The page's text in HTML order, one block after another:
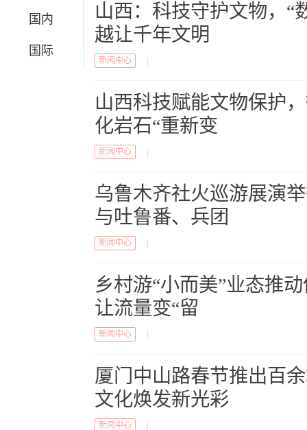
国内
国际
山西：科技守护文物，“
越让千年文明
新闻中心
山西科技赋能文物保护
化岩石“重新变
新闻中心
乌鲁木齐社火巡游展演
与吐鲁番、兵团
新闻中心
乡村游“小而美”业态推
让流量变“留
新闻中心
厦门中山路春节推出百
文化焕发新光彩
新闻中心